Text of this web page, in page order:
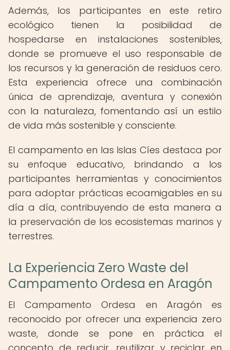
Además, los participantes en este retiro
ecológico tienen la posibilidad de
hospedarse en instalaciones sostenibles,
donde se promueve el uso responsable de
los recursos y la generación de residuos cero.
Esta experiencia ofrece una combinación
única de aprendizaje, aventura y conexión
con la naturaleza, fomentando así un estilo
de vida más sostenible y consciente.
El campamento en las Islas Cíes destaca por
su enfoque educativo, brindando a los
participantes herramientas y conocimientos
para adoptar prácticas ecoamigables en su
día a día, contribuyendo de esta manera a
la preservación de los ecosistemas marinos y
terrestres.
La Experiencia Zero Waste del
Campamento Ordesa en Aragón
El Campamento Ordesa en Aragón es
reconocido por ofrecer una experiencia zero
waste, donde se pone en práctica el